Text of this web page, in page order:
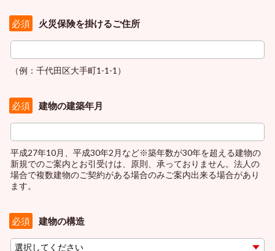
火災保険を掛けるご住所
必須
（例：千代田区大手町1-1-1）
建物の建築年月
必須
平成27年10月、平成30年2月など※築年数が30年を超える建物の
新規でのご案内とお引受けは、原則、承っておりません。法人の
場合で複数建物のご契約がある場合のみご案内出来る場合があり
ます。
建物の構造
必須